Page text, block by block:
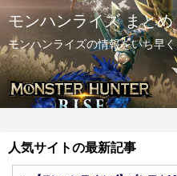
モンハンライズ まと
モンハンライズの情報をいち早
人気サイトの最新記事